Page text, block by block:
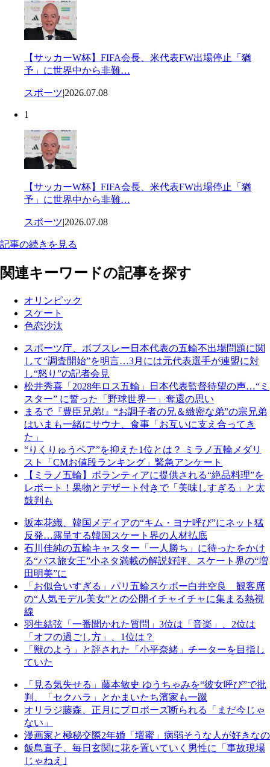
【サッカーW杯】FIFA会長、米代表FW出場停止「猶
予」に世界中から非難…
スポーツ|2026.07.08
1
【サッカーW杯】FIFA会長、米代表FW出場停止「猶
予」に世界中から非難…
スポーツ|2026.07.08
記事の続きを見る
関連キーワードの記事を探す
オリンピック
スケート
色恋沙汰
スポーツ庁、ボブスレー日本代表の五輪不出場問題に関
して“調査開始”を明言…3月には元代表選手が連盟に対
し“怒り”の記者会見
松井秀喜「2028年ロス五輪」日本代表監督待望の声…“ミ
スター” に誓った「野球世界一」奪還の思い
まるで『豊臣兄弟!』“お調子者の兄＆緻密な弟”の宗兄弟
はいまも一緒にサウナ、食事「お互いに支え合ってき
た」
“りくりゅうペア”を抑えた1位とは？ ミラノ五輪メダリ
スト「CMお値段ランキング」緊急アンケート
【ミラノ五輪】ボランティアに提供される“絶品料理”を
レポート！果物とデザート付きで「美味しすぎる」と太
鼓判も
坂本花織、韓国メディアの“キム・ヨナ呼び”にネット猛
反発…露呈する韓国スケート界の人材払底
石川佳純の五輪キャスター「一人勝ち」に待ったをかけ
る“バス旅女王”小ネタ満載の解説好評、スケート界の“増
田明美”に
「お似合いすぎる」パリ五輪スケボー白井空良 観客席
の“人気モデル美女”との公開イチャイチャに集まる熱視
線
羽生結弦「一番聞かれた質問」3位は「音楽」、2位は
「オフの過ごし方」、1位は？
「獣のよう」と評された「小平奈緒」チーターを目指し
ていた
「見る気失せる」藤本敏史 ゆうちゃみを“彼女呼び”で批
判、「セクハラ」とかまいたち濱家も一蹴
オリラジ藤森、正月にプロポーズ断られる「まだ今じゃ
ない」
漫画家と極秘交際2年婚「壇蜜」病弱そうな人が好きなの
飯島直子、毎日玄関に花を置いていく男性に「事故現場
じゃねえ｣